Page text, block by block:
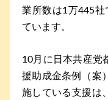
業所数は1万445社
ています。
10月に日本共産党
援助成金条例（案
施している支援は